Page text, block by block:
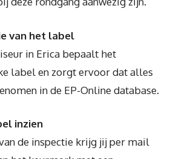
van het label
in Erica bepaalt het
label en zorgt ervoor dat alles
in de EP-Online database.
inzien
de inspectie krijg jij per mail